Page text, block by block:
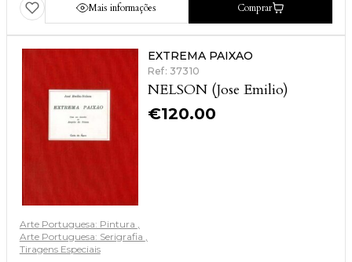
Mais informações Comprar
EXTREMA PAIXAO
Ref: 37310
NELSON (Jose Emilio)
€120.00
Arte Portuguesa: Pintura
Arte Portuguesa: Serigrafia
Tiragens Especiais